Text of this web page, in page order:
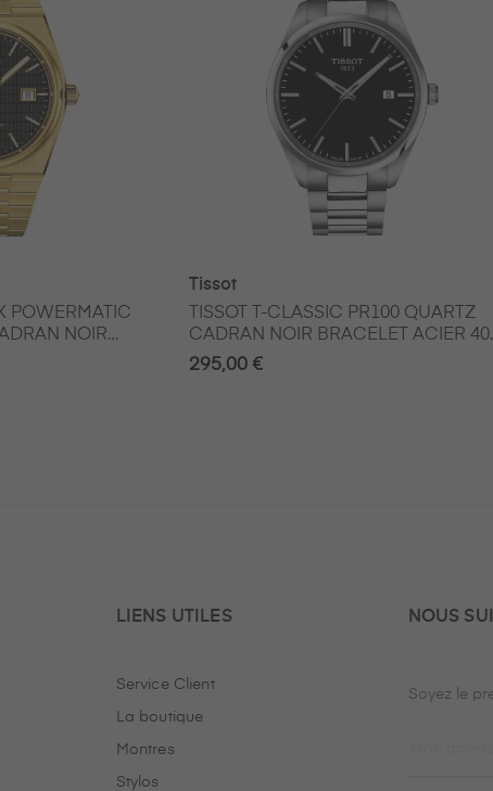
POWERMATIC
NOIR
LILLARD
Tissot
TISSOT T-CLASSIC PR100 QUARTZ
CADRAN NOIR BRACELET ACIER 40
MM
295,00 €
LIENS UTILES
Service Client
La boutique
Montres
Stylos
NOUS
Soyez le